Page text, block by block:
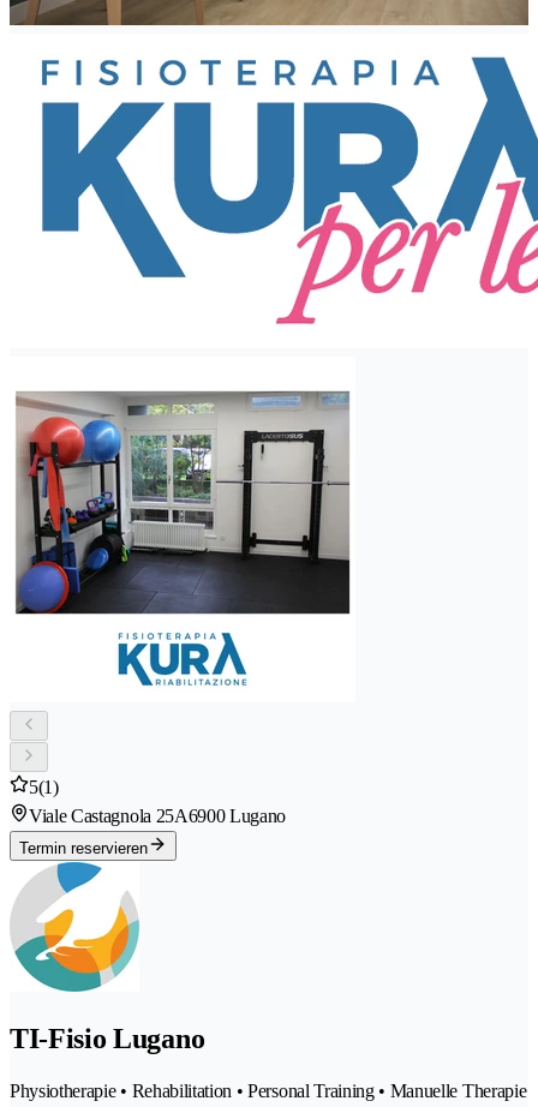
5(1)
Viale Castagnola 25A6900 Lugano
Termin reservieren
TI-Fisio Lugano
Physiotherapie • Rehabilitation • Personal Training • Manuelle Therapie